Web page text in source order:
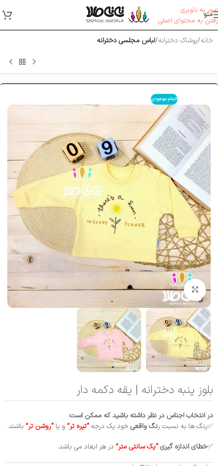
عبور به ناوبری
رفتن به محتوای اصلی
منو
خانه پوشاک دخترانه لباس مجلسی دخترانه
اتمام موجودی
بزرگنمایی تصویر
بلوز پنبه دخترانه | یقه دکمه دار
در انتخاب اجناس در نظر داشته باشید که ممکن است:
✅رنگ ها به نسبت رنگ واقعیخود یک درجه“تیره تر” و یا“روشن تر” باشند.
✅خطایاندازه گیری“یک سانتی متر” در هر ابعاد می باشد.